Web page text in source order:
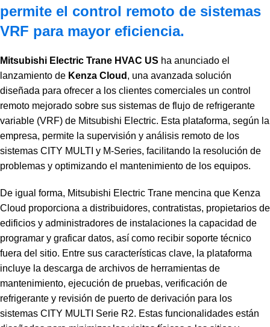
permite el control remoto de sistemas
VRF para mayor eficiencia.
Mitsubishi Electric Trane HVAC US ha anunciado el
lanzamiento de Kenza Cloud , una avanzada solución
diseñada para ofrecer a los clientes comerciales un control
remoto mejorado sobre sus sistemas de flujo de refrigerante
variable (VRF) de Mitsubishi Electric. Esta plataforma, según la
empresa, permite la supervisión y análisis remoto de los
sistemas CITY MULTI y M-Series, facilitando la resolución de
problemas y optimizando el mantenimiento de los equipos.
De igual forma, Mitsubishi Electric Trane mencina que Kenza
Cloud proporciona a distribuidores, contratistas, propietarios de
edificios y administradores de instalaciones la capacidad de
programar y graficar datos, así como recibir soporte técnico
fuera del sitio. Entre sus características clave, la plataforma
incluye la descarga de archivos de herramientas de
mantenimiento, ejecución de pruebas, verificación de
refrigerante y revisión de puerto de derivación para los
sistemas CITY MULTI Serie R2. Estas funcionalidades están